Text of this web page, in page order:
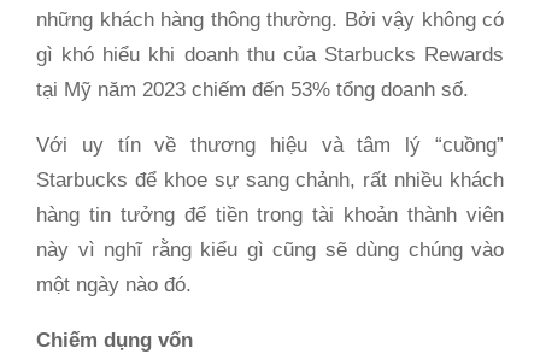
những khách hàng thông thường. Bởi vậy không có
gì khó hiểu khi doanh thu của Starbucks Rewards
tại Mỹ năm 2023 chiếm đến 53% tổng doanh số.
Với uy tín về thương hiệu và tâm lý “cuồng”
Starbucks để khoe sự sang chảnh, rất nhiều khách
hàng tin tưởng để tiền trong tài khoản thành viên
này vì nghĩ rằng kiểu gì cũng sẽ dùng chúng vào
một ngày nào đó.
Chiếm dụng vốn